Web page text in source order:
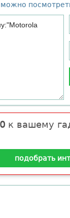
к вашему
подобрать